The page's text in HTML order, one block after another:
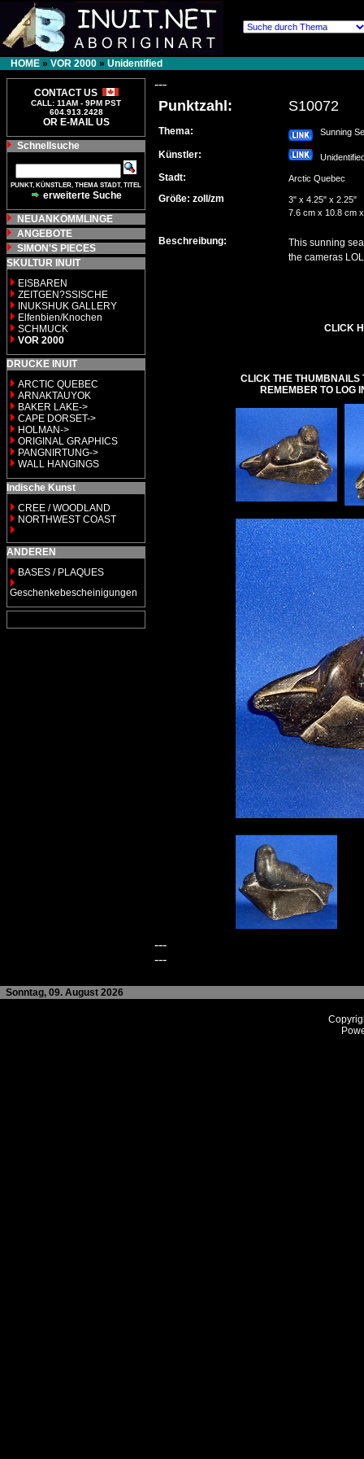
HOME » VOR 2000 » Unidentified
CONTACT US
CALL: 11AM - 9PM PST
604.913.2428
OR E-MAIL US
Schnellsuche
PUNKT, KÜNSTLER, THEMA STADT, TITEL
erweiterte Suche
NEUANKÖMMLINGE
ANGEBOTE
SIMON'S PIECES
SKULTUR INUIT
EISBAREN
ZEITGEN?SSISCHE
INUKSHUK GALLERY
Elfenbien/Knochen
SCHMUCK
VOR 2000
DRUCKE INUIT
ARCTIC QUEBEC
ARNAKTAUYOK
BAKER LAKE->
CAPE DORSET->
HOLMAN->
ORIGINAL GRAPHICS
PANGNIRTUNG->
WALL HANGINGS
Indische Kunst
CREE / WOODLAND
NORTHWEST COAST
ANDEREN
BASES / PLAQUES
Geschenkebescheinigungen
---
Punktzahl: S10072
Thema: Sunning
Künstler:
Stadt: Arctic Quebec
Größe: zoll/zm
3" x 4.25" x 2.25"
7.6 cm x 10.8 cm
Beschreibung:
This sunning
the cameras LOL
CLICK
CLICK THE THUMBNAILS
REMEMBER TO LOG
---
---
Sonntag, 09. August 2026